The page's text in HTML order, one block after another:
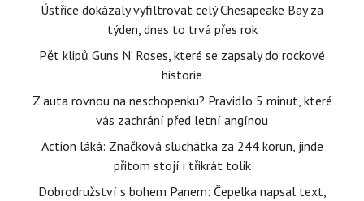
Ústřice dokázaly vyfiltrovat celý Chesapeake Bay za
týden, dnes to trvá přes rok
Pět klipů Guns N‘ Roses, které se zapsaly do rockové
historie
Z auta rovnou na neschopenku? Pravidlo 5 minut, které
vás zachrání před letní angínou
Action láká: Značková sluchátka za 244 korun, jinde
přitom stojí i třikrát tolik
Dobrodružství s bohem Panem: Čepelka napsal text,